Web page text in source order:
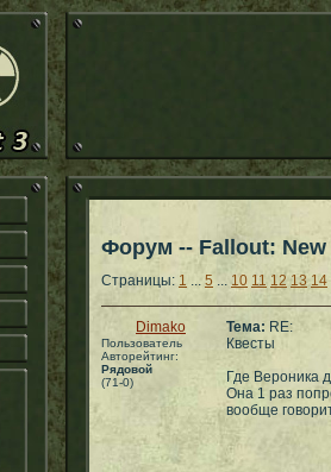
Форум -- Fallout: New
Страницы: 1 ... 5 ... 10 11 12 13 14
Dimako
Пользователь
Авторейтинг:
Рядовой
(71-0)
Тема: RE:
Квесты
Где Вероника
Она 1 раз
вообще